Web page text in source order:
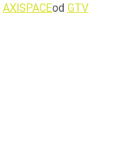
AXISPACEod GTV